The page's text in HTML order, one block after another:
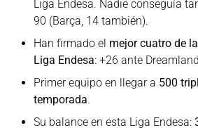
Liga Endesa. Nadie conseguía
90 (Barça, 14 también).
Han firmado el mejor cuatro de
Liga Endesa: +26 ante
Primer equipo en llegar a 500
temporada.
Su balance en esta Liga Endesa: